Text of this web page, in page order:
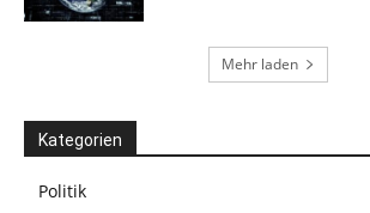
Mehr laden
Kategorien
Politik